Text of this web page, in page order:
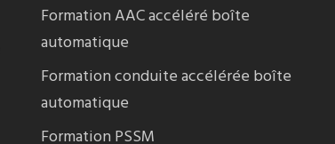
Formation AAC accéléré boîte
automatique
Formation conduite accélérée boîte
automatique
Formation PSSM